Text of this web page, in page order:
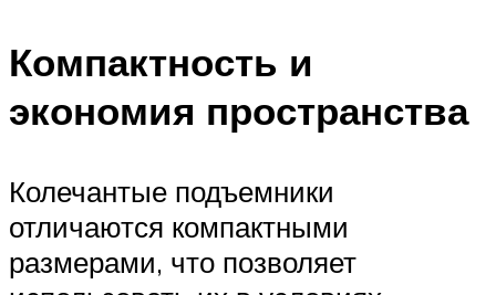
Компактность и
экономия пространства
Колечантые подъемники
отличаются компактными
размерами, что позволяет